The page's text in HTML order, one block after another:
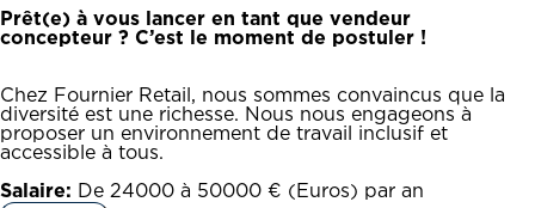
Prêt(e) à vous lancer en tant que vendeur
concepteur ? C’est le moment de postuler !
Chez Fournier Retail, nous sommes convaincus que la
diversité est une richesse. Nous nous engageons à
proposer un environnement de travail inclusif et
accessible à tous.
Salaire: De 24000 à 50000 € (Euros) par an